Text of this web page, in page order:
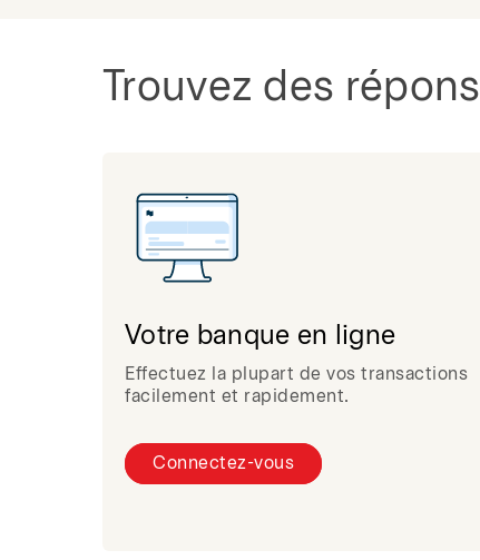
Trouvez des
Votre banque en ligne
Effectuez la plupart de vos transactions
facilement et rapidement.
Connectez-vous